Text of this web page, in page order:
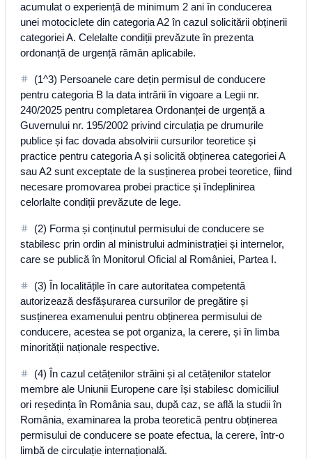
acumulat o experiență de minimum 2 ani în conducerea
unei motociclete din categoria A2 în cazul solicitării obținerii
categoriei A. Celelalte condiții prevăzute în prezenta
ordonanță de urgență rămân aplicabile.
(1^3) Persoanele care dețin permisul de conducere
pentru categoria B la data intrării în vigoare a Legii nr.
240/2025 pentru completarea Ordonanței de urgență a
Guvernului nr. 195/2002 privind circulația pe drumurile
publice și fac dovada absolvirii cursurilor teoretice și
practice pentru categoria A și solicită obținerea categoriei A
sau A2 sunt exceptate de la susținerea probei teoretice, fiind
necesare promovarea probei practice și îndeplinirea
celorlalte condiții prevăzute de lege.
(2) Forma și conținutul permisului de conducere se
stabilesc prin ordin al ministrului administrației și internelor,
care se publică în Monitorul Oficial al României, Partea I.
(3) În localitățile în care autoritatea competentă
autorizează desfășurarea cursurilor de pregătire și
susținerea examenului pentru obținerea permisului de
conducere, acestea se pot organiza, la cerere, și în limba
minorității naționale respective.
(4) În cazul cetățenilor străini și al cetățenilor statelor
membre ale Uniunii Europene care își stabilesc domiciliul
ori reședința în România sau, după caz, se află la studii în
România, examinarea la proba teoretică pentru obținerea
permisului de conducere se poate efectua, la cerere, într-o
limbă de circulație internațională.